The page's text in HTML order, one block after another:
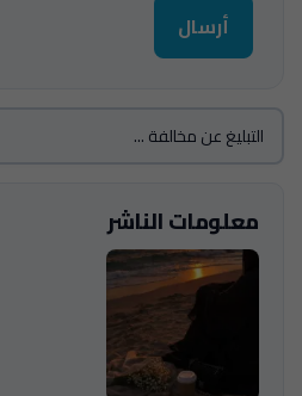
أرسال
معلومات الناشر